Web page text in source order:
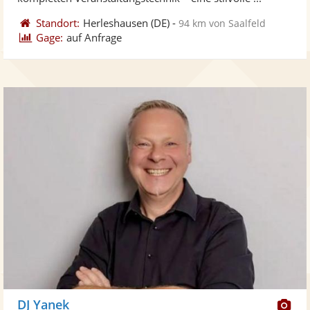
Standort: Herleshausen (DE) -94 km von Saalfeld
Gage: auf Anfrage
DJ Yanek